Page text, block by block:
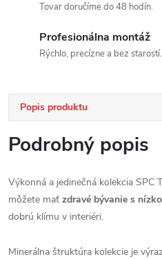
Tovar doručíme do 48 hodín.
Profesionálna montáž
Rýchlo, precízne a bez starostí.
Popis produktu
Podrobný popis
Výkonná a jedinečná kolekcia SPC
môžete mať zdravé bývanie s
dobrú klímu v interiéri.
Minerálna štruktúra kolekcie je